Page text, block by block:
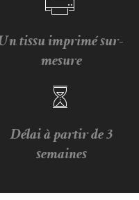
tissu imprimé sur-
mesure
Délai à partir de 3
semaines